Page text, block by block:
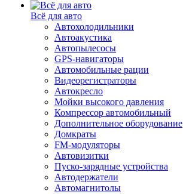
Всё для авто
Автохолодильники
Автоакустика
Автопылесосы
GPS-навигаторы
Автомобильные рации
Видеорегистраторы
Автокресло
Мойки высокого давления
Компрессор автомобильный
Дополнительное оборудование
Домкраты
FM-модуляторы
Автовизитки
Пуско-зарядные устройства
Автодержатели
Автомагнитолы